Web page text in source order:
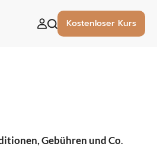
Kostenloser Kurs
Gebühren und Co.